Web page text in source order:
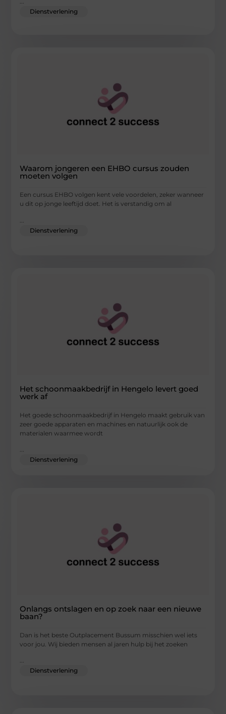
Dienstverlening
Waarom jongeren een EHBO cursus zouden
moeten volgen
Een cursus EHBO volgen kent vele voordelen, zeker wanneer
u dit op jonge leeftijd doet. Het is verstandig om al
Dienstverlening
Het schoonmaakbedrijf in Hengelo levert goed
werk af
Het goede schoonmaakbedrijf in Hengelo maakt gebruik van
zeer goede apparaten en machines en natuurlijk ook de
materialen waarmee wordt
...
Dienstverlening
Onlangs ontslagen en op zoek naar een nieuwe
baan?
Dan is het beste Outplacement Bussum misschien wel iets
voor jou. Wij bieden mensen al jaren hulp bij het zoeken
...
Dienstverlening